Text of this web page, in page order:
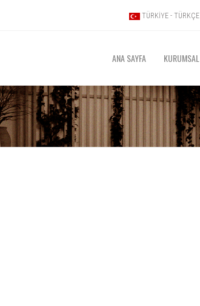
TÜRKIYE - TÜRKÇE
ANA SAYFA KURUMSAL